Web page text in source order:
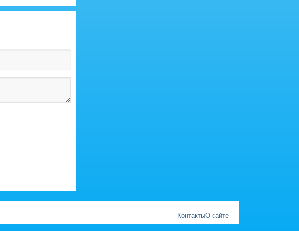
КонтактыО сайте